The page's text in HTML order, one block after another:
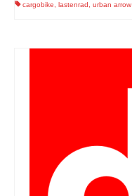
cargobike, lastenrad , urban arrow